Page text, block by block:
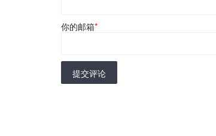
你的邮箱*
提交评论